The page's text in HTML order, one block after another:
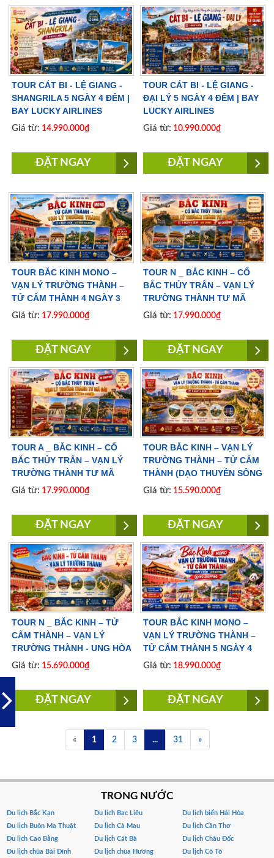
TOUR CÁT BI - LỆ GIANG -
SHANGRILA 5 NGÀY 4 ĐÊM |
BAY LUCKY AIRLINES
Giá từ: 14.990.000₫
ĐẶT NGAY
TOUR CÁT BI - LỆ GIANG -
ĐẠI LÝ 5 NGÀY 4 ĐÊM | BAY
LUCKY AIRLINES
Giá từ: 10.990.000₫
ĐẶT NGAY
TOUR BẮC KINH MONO –
VẠN LÝ TRƯỜNG THÀNH –
TỬ CẤM THÀNH 4 NGÀY 3
ĐÊM | BAY VIETNAM
Giá từ: 17.990.000₫
ĐẶT NGAY
TOUR N _ BẮC KINH – CỔ
BẮC THỦY TRẤN – VẠN LÝ
TRƯỜNG THÀNH TƯ MÃ
ĐÀI 5 NGÀY 4 ĐÊM | NO
Giá từ: 17.990.000₫
ĐẶT NGAY
TOUR A _ BẮC KINH – CỔ
BẮC THỦY TRẤN – VẠN LÝ
TRƯỜNG THÀNH TƯ MÃ
ĐÀI 5 NGÀY 4 ĐÊM | NO
Giá từ: 17.990.000₫
ĐẶT NGAY
TOUR BẮC KINH – VẠN LÝ
TRƯỜNG THÀNH – TỬ CẤM
THÀNH (DẠO THUYỀN SÔNG
LIANGMA – YẾN TIỆC CUNG
Giá từ: 15.590.000₫
ĐẶT NGAY
TOUR N _ BẮC KINH – TỬ
CẤM THÀNH – VẠN LÝ
TRƯỜNG THÀNH - UNG HÒA
CUNG 5 NGÀY 4 ĐÊM | BAY
Giá từ: 15.690.000₫
ĐẶT NGAY
TOUR BẮC KINH MONO –
VẠN LÝ TRƯỜNG THÀNH –
TỬ CẤM THÀNH 5 NGÀY 4
ĐÊM | NO SHOPPING | BAY
Giá từ: 18.990.000₫
ĐẶT NGAY
« 1 2 3 ... 31 »
TRONG NƯỚC
Du lịch Bắc Kạn Du lịch Bạc Liêu
Du lịch biển Hải Hòa
Du lịch Buôn Ma Thuật
Du lịch Cà Mau
Du lịch Cần Thơ
Du lịch Cao Bằng
Du lịch Cát Bà
Du lịch Châu Đốc
Du lịch chùa Bái Đính
Du lịch chùa Hương Du lịch Cô Tô